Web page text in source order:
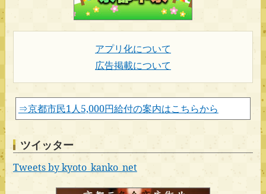
アプリ化について
広告掲載について
⇒京都市民1人5,000円給付の案内はこちらから
ツイッター
Tweets by kyoto_kanko_net